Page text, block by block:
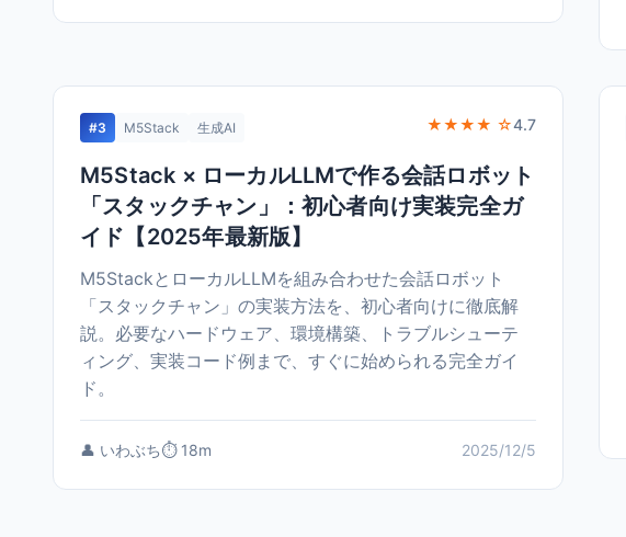
#3 M5Stack 生成AI ★★★★ ☆4.7
M5Stack × ローカルLLMで作る会話ロボット
「スタックチャン」：初心者向け実装完全ガ
イド【2025年最新版】
M5StackとローカルLLMを組み合わせた会話ロボット
「スタックチャン」の実装方法を、初心者向けに徹底解
説。必要なハードウェア、環境構築、トラブルシューテ
ィング、実装コード例まで、すぐに始められる完全ガイ
ド。
👤 いわぶち⏱️ 18m 2025/12/5